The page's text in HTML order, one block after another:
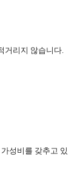
거리지 않습니다.
성비를 갖추고 있